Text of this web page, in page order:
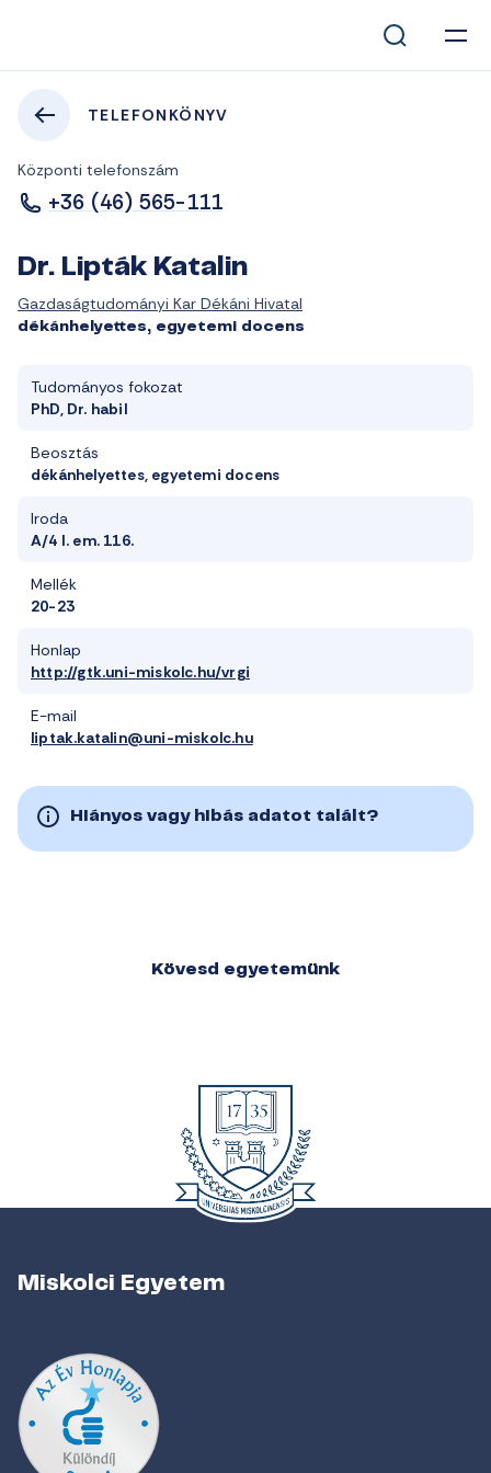
TELEFONKÖNYV
Központi telefonszám
+36 (46) 565-111
Dr. Lipták Katalin
Gazdaságtudományi Kar Dékáni Hivatal
dékánhelyettes, egyetemi docens
Tudományos fokozat
PhD, Dr. habil
Beosztás
dékánhelyettes, egyetemi docens
Iroda
A/4 I. em. 116.
Mellék
20-23
Honlap
http://gtk.uni-miskolc.hu/vrgi
E-mail
liptak.katalin@uni-miskolc.hu
Hiányos vagy hibás adatot talált?
Kövesd egyetemünk
Miskolci Egyetem